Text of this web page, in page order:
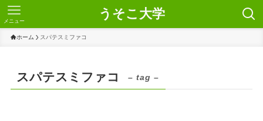
うそこ大学
メニュー
ホーム スパテスミファコ
スパテスミファコ – tag –